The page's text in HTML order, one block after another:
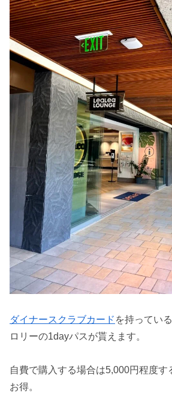
ダイナースクラブカード を持ってい
ロリーの1dayパスが貰えます。
自費で購入する場合は5,000円程度す
お得。